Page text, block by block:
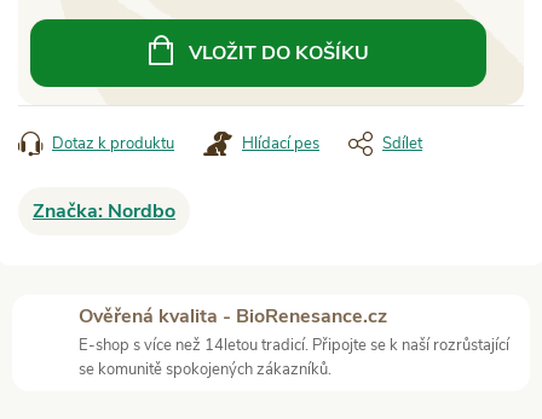
cena:
VLOŽIT DO KOŠÍKU
Dotaz k produktu Hlídací pes Sdílet
Značka: Nordbo
Ověřená kvalita - BioRenesance.cz
E-shop s více než 14letou tradicí. Připojte se k naší rozrůstající
se komunitě spokojených zákazníků.